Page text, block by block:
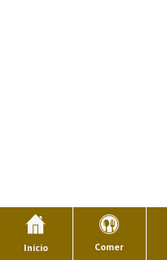
Inicio Comer